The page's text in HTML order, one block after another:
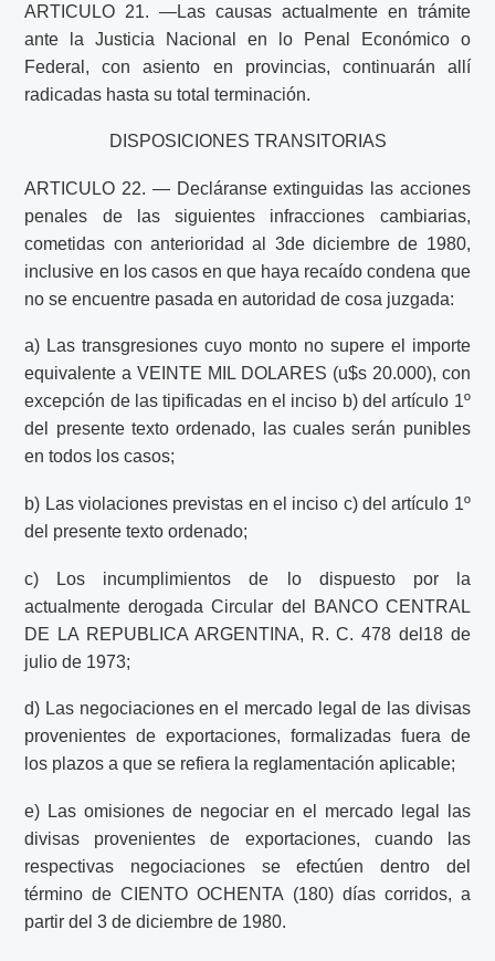
ARTICULO 21. —Las causas actualmente en trámite
ante la Justicia Nacional en lo Penal Económico o
Federal, con asiento en provincias, continuarán allí
radicadas hasta su total terminación.
DISPOSICIONES TRANSITORIAS
ARTICULO 22. — Decláranse extinguidas las acciones
penales de las siguientes infracciones cambiarias,
cometidas con anterioridad al 3de diciembre de 1980,
inclusive en los casos en que haya recaído condena que
no se encuentre pasada en autoridad de cosa juzgada:
a) Las transgresiones cuyo monto no supere el importe
equivalente a VEINTE MIL DOLARES (u$s 20.000), con
excepción de las tipificadas en el inciso b) del artículo 1º
del presente texto ordenado, las cuales serán punibles
en todos los casos;
b) Las violaciones previstas en el inciso c) del artículo 1º
del presente texto ordenado;
c) Los incumplimientos de lo dispuesto por la
actualmente derogada Circular del BANCO CENTRAL
DE LA REPUBLICA ARGENTINA, R. C. 478 del18 de
julio de 1973;
d) Las negociaciones en el mercado legal de las divisas
provenientes de exportaciones, formalizadas fuera de
los plazos a que se refiera la reglamentación aplicable;
e) Las omisiones de negociar en el mercado legal las
divisas provenientes de exportaciones, cuando las
respectivas negociaciones se efectúen dentro del
término de CIENTO OCHENTA (180) días corridos, a
partir del 3 de diciembre de 1980.